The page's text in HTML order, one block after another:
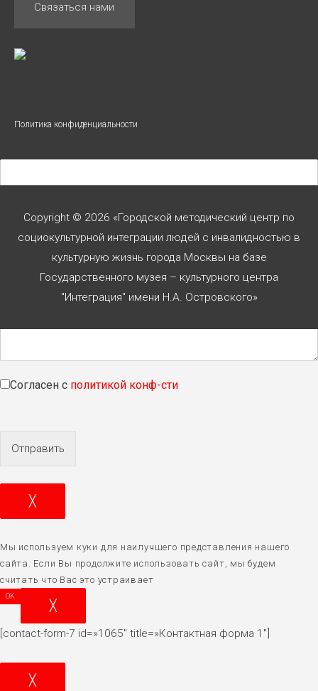
Связаться нами
Политика конфиденциальности
Copyright © 2026 «Городской методический центр по
социокультурной интеграции людей с инвалидностью в
культурную жизнь города Москвы на базе
Государственного музея – культурного центра
"Интеграция" имени Н.А. Островского»
Ваше сообщение
Согласен с политикой конф-сти
Отправить
╳
Мы используем куки для наилучшего представления нашего
сайта. Если Вы продолжите использовать сайт, мы будем
считать что Вас это устраивает
OK
╳
[contact-form-7 id=»1065″ title=»Контактная форма 1″]
╳